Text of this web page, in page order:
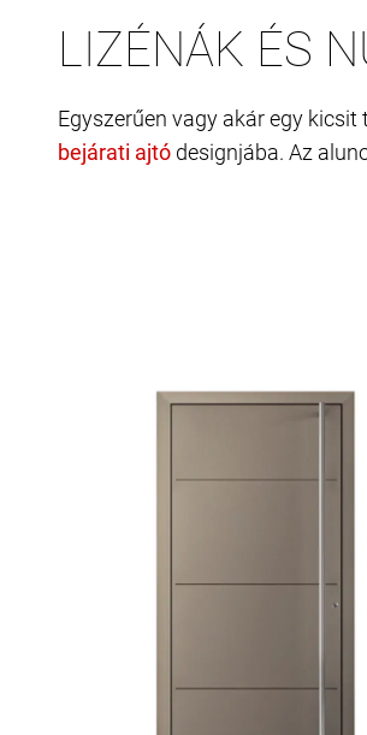
LIZÉNÁK ÉS
Egyszerűen vagy akár egy
designjába. Az